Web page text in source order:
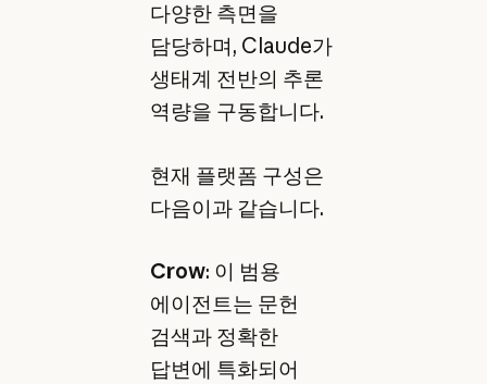
다양한 측면을
담당하며, Claude가
생태계 전반의 추론
역량을 구동합니다.
현재 플랫폼 구성은
다음이과 같습니다.
Crow: 이 범용
에이전트는 문헌
검색과 정확한
답변에 특화되어